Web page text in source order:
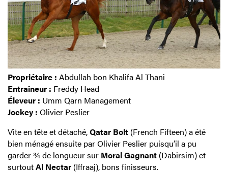
Propriétaire : Abdullah bon Khalifa Al Thani
Entraîneur : Freddy Head
Éleveur : Umm Qarn Management
Jockey : Olivier Peslier
Vite en tête et détaché,Qatar Bolt (French Fifteen) a été
bien ménagé ensuite par Olivier Peslier puisqu’il a pu
garder ¾ de longueur sur Moral Gagnant (Dabirsim) et
surtoutAl Nectar (Iffraaj), bons finisseurs.